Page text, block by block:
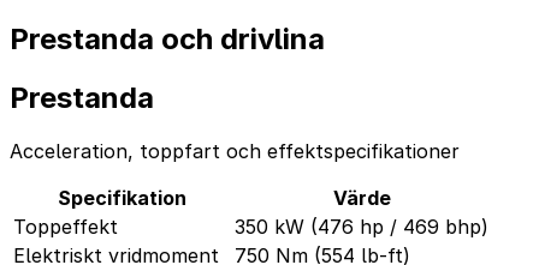
Prestanda och drivlina
Prestanda
Acceleration, toppfart och effektspecifikationer
Specifikation
Värde
Toppeffekt
350 kW (476 hp / 469 bhp)
Elektriskt vridmoment
750 Nm (554 lb-ft)